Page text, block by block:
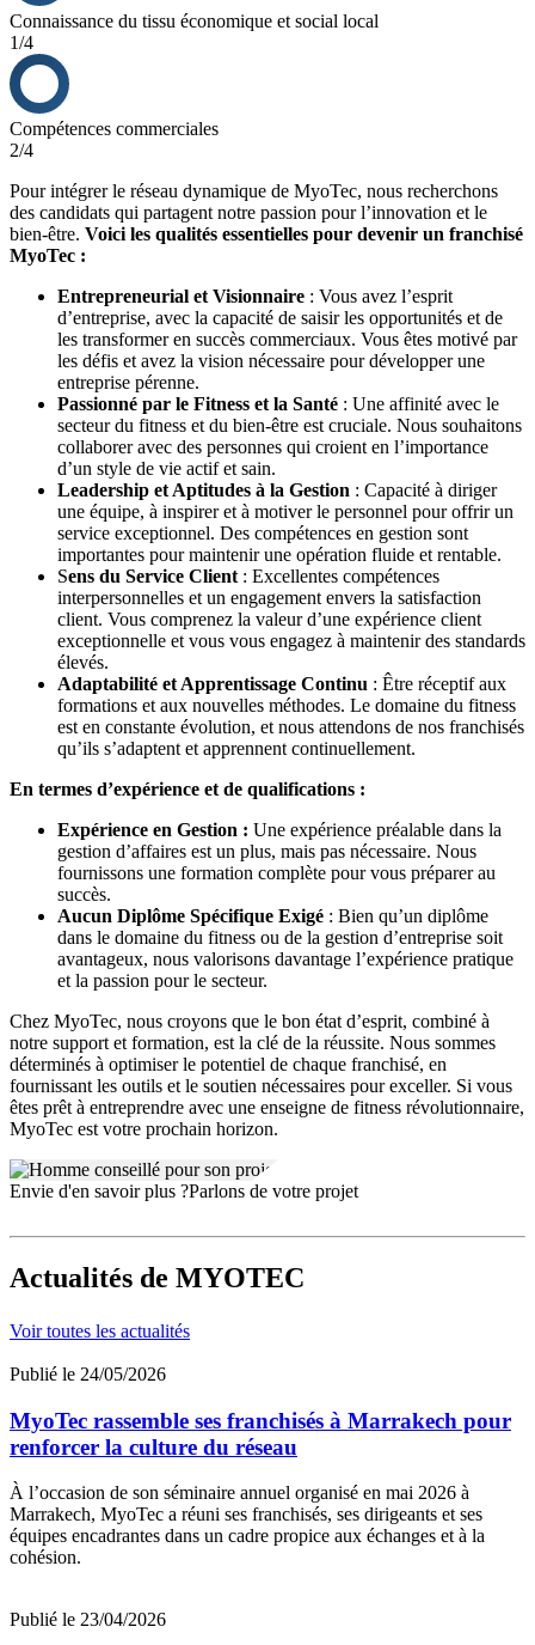
Connaissance du tissu économique et social local
1/4
Compétences commerciales
2/4
Pour intégrer le réseau dynamique de MyoTec, nous recherchons
des candidats qui partagent notre passion pour l’innovation et le
bien-être. Voici les qualités essentielles pour devenir un franchisé
MyoTec :
Entrepreneurial et Visionnaire : Vous avez l’esprit
d’entreprise, avec la capacité de saisir les opportunités et de
les transformer en succès commerciaux. Vous êtes motivé par
les défis et avez la vision nécessaire pour développer une
entreprise pérenne.
Passionné par le Fitness et la Santé : Une affinité avec le
secteur du fitness et du bien-être est cruciale. Nous souhaitons
collaborer avec des personnes qui croient en l’importance
d’un style de vie actif et sain.
Leadership et Aptitudes à la Gestion : Capacité à diriger
une équipe, à inspirer et à motiver le personnel pour offrir un
service exceptionnel. Des compétences en gestion sont
importantes pour maintenir une opération fluide et rentable.
Sens du Service Client : Excellentes compétences
interpersonnelles et un engagement envers la satisfaction
client. Vous comprenez la valeur d’une expérience client
exceptionnelle et vous vous engagez à maintenir des standards
élevés.
Adaptabilité et Apprentissage Continu : Être réceptif aux
formations et aux nouvelles méthodes. Le domaine du fitness
est en constante évolution, et nous attendons de nos franchisés
qu’ils s’adaptent et apprennent continuellement.
En termes d’expérience et de qualifications :
Expérience en Gestion : Une expérience préalable dans la
gestion d’affaires est un plus, mais pas nécessaire. Nous
fournissons une formation complète pour vous préparer au
succès.
Aucun Diplôme Spécifique Exigé : Bien qu’un diplôme
dans le domaine du fitness ou de la gestion d’entreprise soit
avantageux, nous valorisons davantage l’expérience pratique
et la passion pour le secteur.
Chez MyoTec, nous croyons que le bon état d’esprit, combiné à
notre support et formation, est la clé de la réussite. Nous sommes
déterminés à optimiser le potentiel de chaque franchisé, en
fournissant les outils et le soutien nécessaires pour exceller. Si vous
êtes prêt à entreprendre avec une enseigne de fitness révolutionnaire,
MyoTec est votre prochain horizon.
Envie d'en savoir plus ?Parlons de votre projet
Actualités de MYOTEC
Voir toutes les actualités
Publié le 24/05/2026
MyoTec rassemble ses franchisés à Marrakech pour
renforcer la culture du réseau
À l’occasion de son séminaire annuel organisé en mai 2026 à
Marrakech, MyoTec a réuni ses franchisés, ses dirigeants et ses
équipes encadrantes dans un cadre propice aux échanges et à la
cohésion.
Publié le 23/04/2026